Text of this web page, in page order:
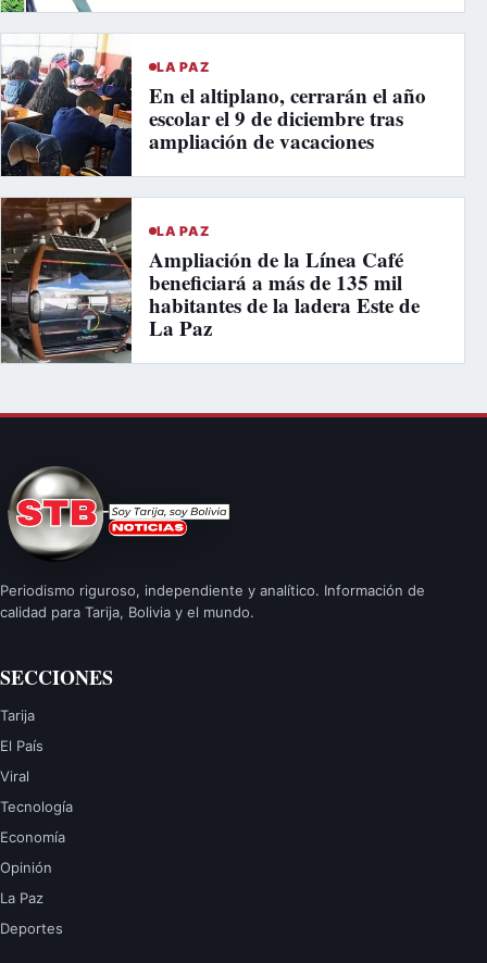
LA PAZ
En el altiplano, cerrarán el año
escolar el 9 de diciembre tras
ampliación de vacaciones
LA PAZ
Ampliación de la Línea Café
beneficiará a más de 135 mil
habitantes de la ladera Este de
La Paz
Periodismo riguroso, independiente y analítico. Información de
calidad para Tarija, Bolivia y el mundo.
SECCIONES
Tarija
El País
Viral
Tecnología
Economía
Opinión
La Paz
Deportes